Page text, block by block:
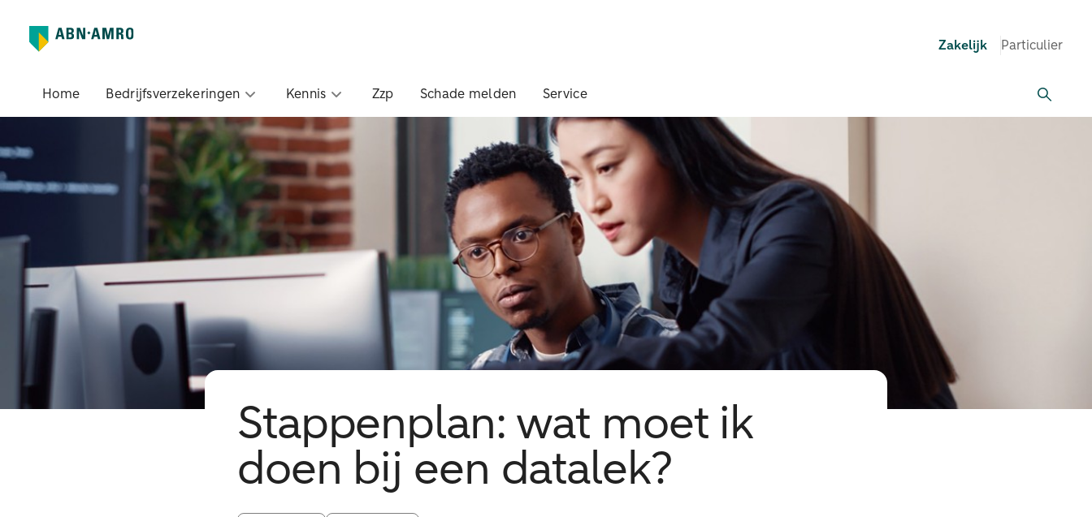
Zakelijk Particulier
Home Bedrijfsverzekeringen Kennis Zzp Schade melden Service
Stappenplan: wat moet ik
doen bij een datalek?